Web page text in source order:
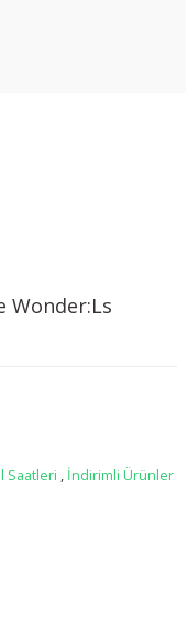
Wonder:Ls
Saatleri , İndirimli Ürünler